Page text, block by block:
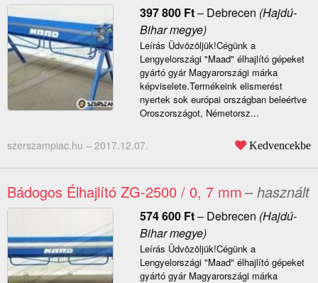
397 800 Ft– Debrecen (Hajdú-
Bihar megye)
Leírás Üdvözöljük!Cégünk a
Lengyelországi "Maad" élhajlító gépeket
gyártó gyár Magyarországi márka
képviselete.Termékeink elismerést
nyertek sok európai országban beleértve
Oroszországot, Németorsz...
szerszampiac.hu – 2017.12.07. Kedvencekbe
Bádogos Élhajlító ZG-2500 / 0, 7 mm– használt
574 600 Ft– Debrecen (Hajdú-
Bihar megye)
Leírás Üdvözöljük!Cégünk a
Lengyelországi "Maad" élhajlító gépeket
gyártó gyár Magyarországi márka